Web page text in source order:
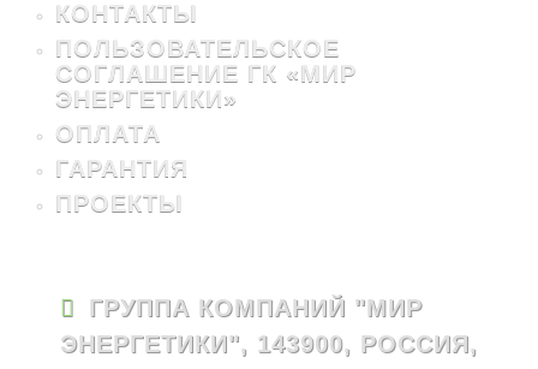
КОНТАКТЫ
ПОЛЬЗОВАТЕЛЬСКОЕ
СОГЛАШЕНИЕ ГК «МИР
ЭНЕРГЕТИКИ»
ОПЛАТА
ГАРАНТИЯ
ПРОЕКТЫ
ГРУППА КОМПАНИЙ "МИР
ЭНЕРГЕТИКИ", 143900, РОССИЯ,